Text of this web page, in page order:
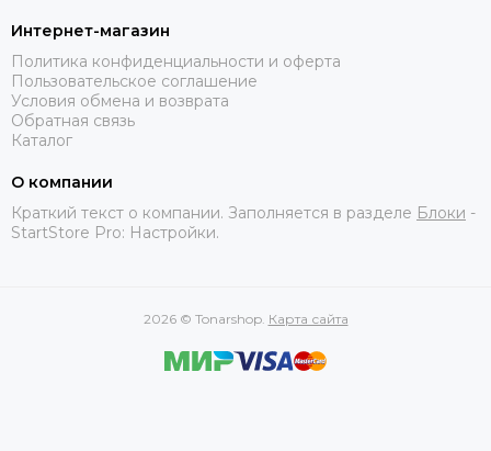
Интернет-магазин
Политика конфиденциальности и оферта
Пользовательское соглашение
Условия обмена и возврата
Обратная связь
Каталог
О компании
Краткий текст о компании. Заполняется в разделе Блоки -
StartStore Pro: Настройки.
2026 © Tonarshop. Карта сайта